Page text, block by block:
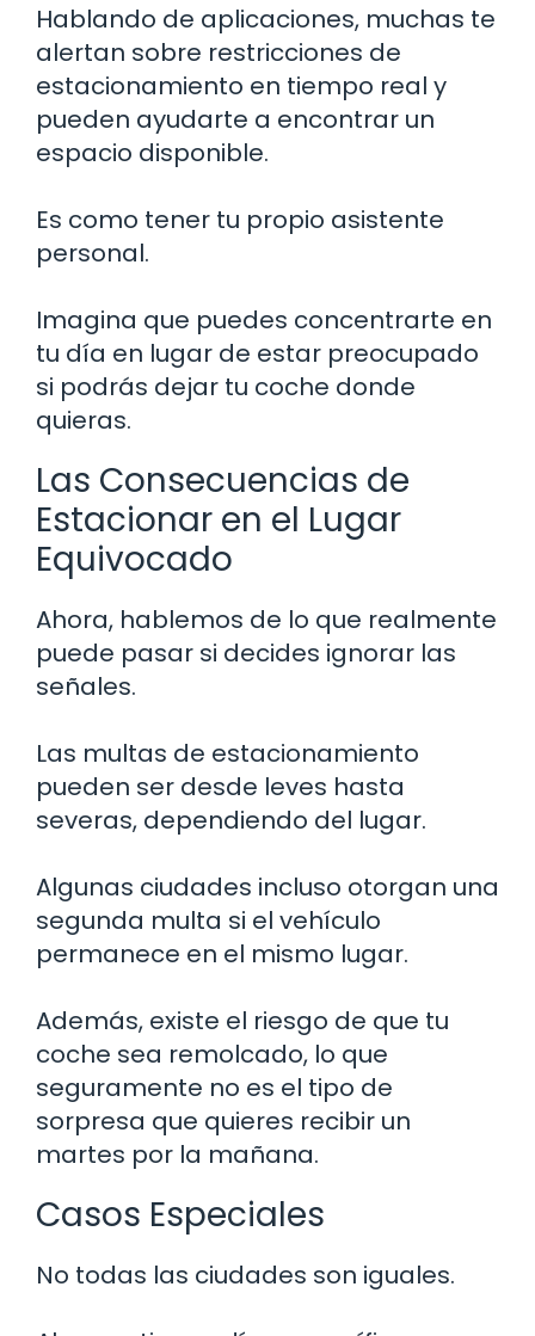
Hablando de aplicaciones, muchas te
alertan sobre restricciones de
estacionamiento en tiempo real y
pueden ayudarte a encontrar un
espacio disponible.
Es como tener tu propio asistente
personal.
Imagina que puedes concentrarte en
tu día en lugar de estar preocupado
si podrás dejar tu coche donde
quieras.
Las Consecuencias de
Estacionar en el Lugar
Equivocado
Ahora, hablemos de lo que realmente
puede pasar si decides ignorar las
señales.
Las multas de estacionamiento
pueden ser desde leves hasta
severas, dependiendo del lugar.
Algunas ciudades incluso otorgan una
segunda multa si el vehículo
permanece en el mismo lugar.
Además, existe el riesgo de que tu
coche sea remolcado, lo que
seguramente no es el tipo de
sorpresa que quieres recibir un
martes por la mañana.
Casos Especiales
No todas las ciudades son iguales.